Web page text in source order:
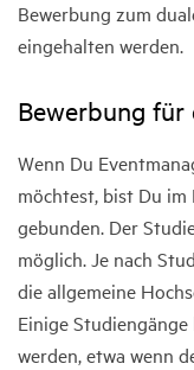
Bewerbung zum
eingehalten werden.
Bewerbung
Wenn Du
möchtest, bist Du im
gebunden. Der
möglich. Je nach
die allgemeine
Einige
werden, etwa wenn